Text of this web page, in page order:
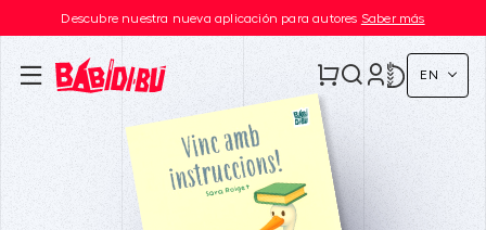
Descubre nuestra nueva aplicación para autores Saber más
EN